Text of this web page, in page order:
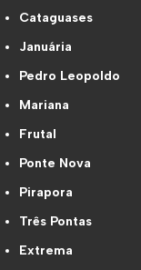
Cataguases
Januária
Pedro Leopoldo
Mariana
Frutal
Ponte Nova
Pirapora
Três Pontas
Extrema